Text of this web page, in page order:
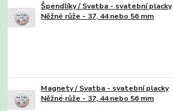
Špendlíky / Svatba - svatební placky
Něžné růže - 37, 44 nebo 56 mm
Magnety / Svatba - svatební placky
Něžné růže - 37, 44 nebo 56 mm